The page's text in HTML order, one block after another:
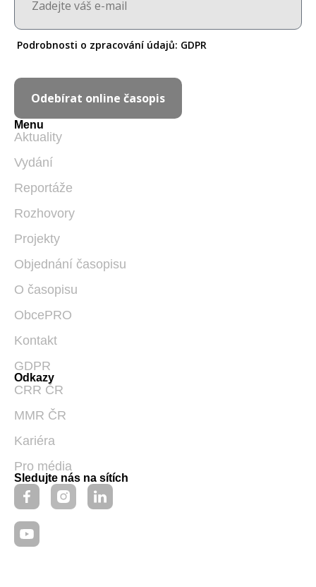
Podrobnosti o zpracování údajů: GDPR
Odebírat online časopis
Menu
Aktuality
Vydání
Reportáže
Rozhovory
Projekty
Objednání časopisu
O časopisu
ObcePRO
Kontakt
GDPR
Odkazy
CRR ČR
MMR ČR
Kariéra
Pro média
Sledujte nás na sítích